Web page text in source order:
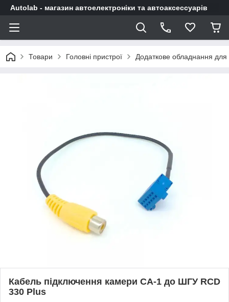
Autolab - магазин автоелектроніки та автоаксессуарів
Товари Головні пристрої Додаткове обладнання для
Кабель підключення камери CA-1 до ШГУ RCD
330 Plus